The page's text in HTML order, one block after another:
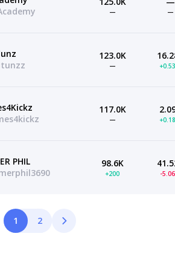
— —
123.0K
—
117.0K
—
PHIL
98.6K
+200 -
1 2